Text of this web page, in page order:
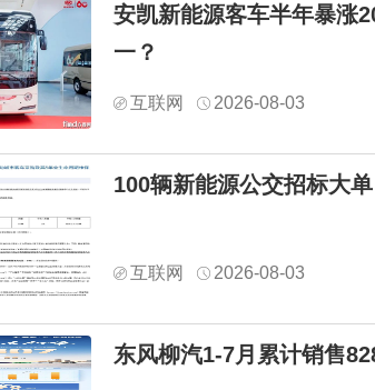
安凯新能源客车半年暴涨
一？
互联网 2026-08-03
100辆新能源公交招标大
互联网 2026-08-03
东风柳汽1-7月累计销售